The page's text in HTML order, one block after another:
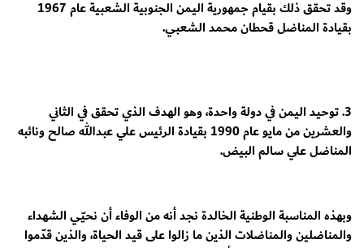
وقد تحقق ذلك بقيام جمهورية اليمن الجنوبية الشعبية عام 1967
بقيادة المناضل قحطان محمد الشعبي.
3. توحيد اليمن في دولة واحدة، وهو الهدف الذي تحقق في الثاني
والعشرين من مايو عام 1990 بقيادة الرئيس علي عبدالله صالح ونائبه
المناضل علي سالم البيض.
وبهذه المناسبة الوطنية الخالدة نجد أنه من الوفاء أن نحيّي الشهداء
والمناضلين والمناضلات الذين ما زالوا على قيد الحياة، والذين قدّموا